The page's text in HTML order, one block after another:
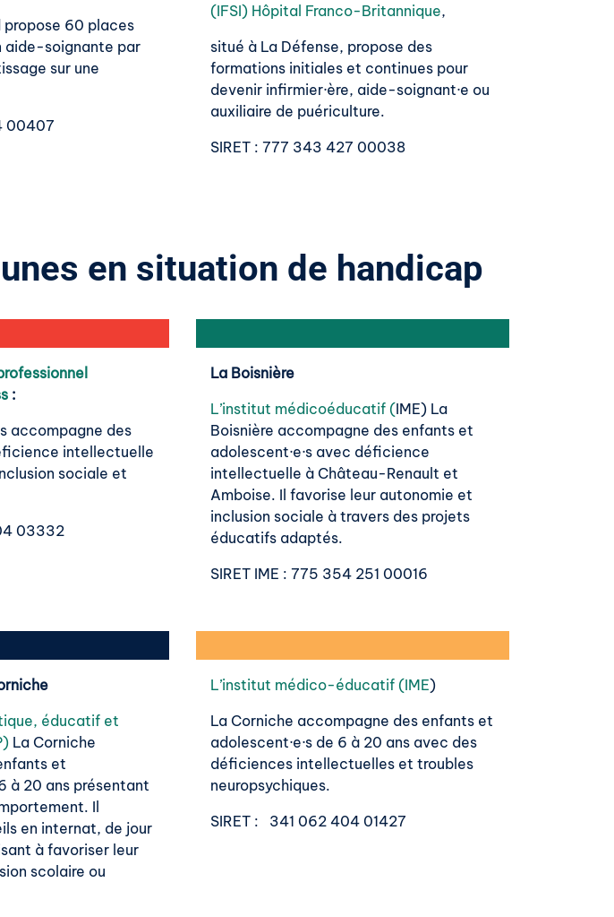
propose 60 places
aide-soignante par
sur une
00407
(IFSI) Hôpital Franco-Britannique,
situé à La Défense, propose des
formations initiales et continues pour
devenir infirmier·ère, aide-soignant·e ou
auxiliaire de puériculture.
SIRET : 777 343 427 00038
en situation de handicap
:
accompagne des
intellectuelle
sociale et
03332
La Boisnière
L’institut médicoéducatif (IME) La
Boisnière accompagne des enfants et
adolescent·e·s avec déficience
intellectuelle à Château-Renault et
Amboise. Il favorise leur autonomie et
inclusion sociale à travers des projets
éducatifs adaptés.
SIRET IME : 775 354 251 00016
éducatif et
La Corniche
et
à 20 ans présentant
Il
en internat, de jour
à favoriser leur
scolaire ou
L’institut médico-éducatif (IME)
La Corniche accompagne des enfants et
adolescent·e·s de 6 à 20 ans avec des
déficiences intellectuelles et troubles
neuropsychiques.
SIRET : 341 062 404 01427